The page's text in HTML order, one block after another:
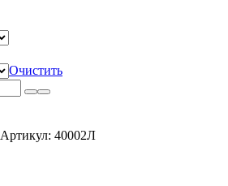
Очистить
Артикул: 40002Л